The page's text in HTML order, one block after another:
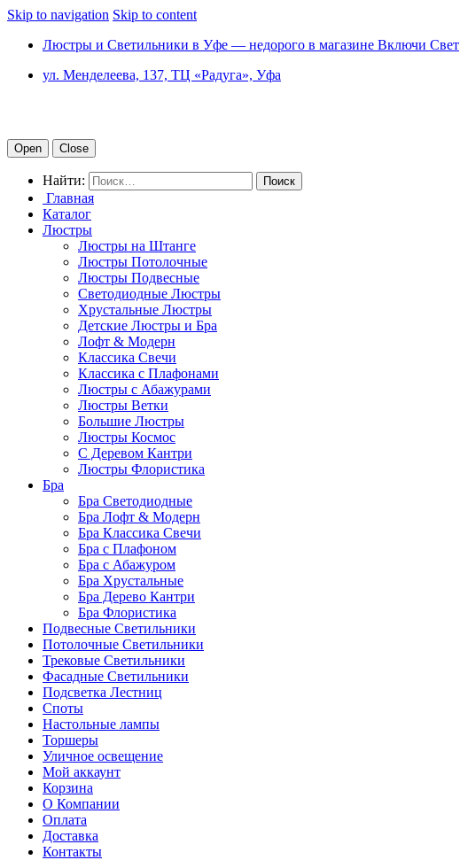
Skip to navigation Skip to content
Люстры и Светильники в Уфе — недорого в магазине Включи Свет
ул. Менделеева, 137, ТЦ «Радуга», Уфа
Open Close
Найти:
Главная
Каталог
Люстры
Люстры на Штанге
Люстры Потолочные
Люстры Подвесные
Светодиодные Люстры
Хрустальные Люстры
Детские Люстры и Бра
Лофт & Модерн
Классика Свечи
Классика с Плафонами
Люстры с Абажурами
Люстры Ветки
Большие Люстры
Люстры Космос
С Деревом Кантри
Люстры Флористика
Бра
Бра Светодиодные
Бра Лофт & Модерн
Бра Классика Свечи
Бра с Плафоном
Бра с Абажуром
Бра Хрустальные
Бра Дерево Кантри
Бра Флористика
Подвесные Светильники
Потолочные Светильники
Трековые Светильники
Фасадные Светильники
Подсветка Лестниц
Споты
Настольные лампы
Торшеры
Уличное освещение
Мой аккаунт
Корзина
О Компании
Оплата
Доставка
Контакты